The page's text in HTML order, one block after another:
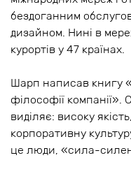
бездоганним
дизайном. Нині в
курортів у 47 країнах.
Шарп написав книгу
філософії компанії».
виділяє: високу
корпоративну
це люди, «сила-